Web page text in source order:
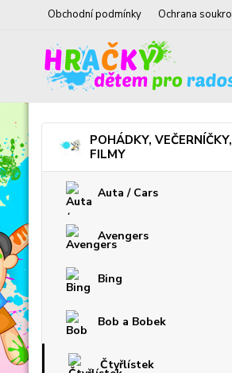
Obchodní podmínky Ochrana
POHÁDKY, VEČERNÍČKY,
FILMY
Auta / Cars
Avengers
Bing
Bob a Bobek
Čtyřlístek